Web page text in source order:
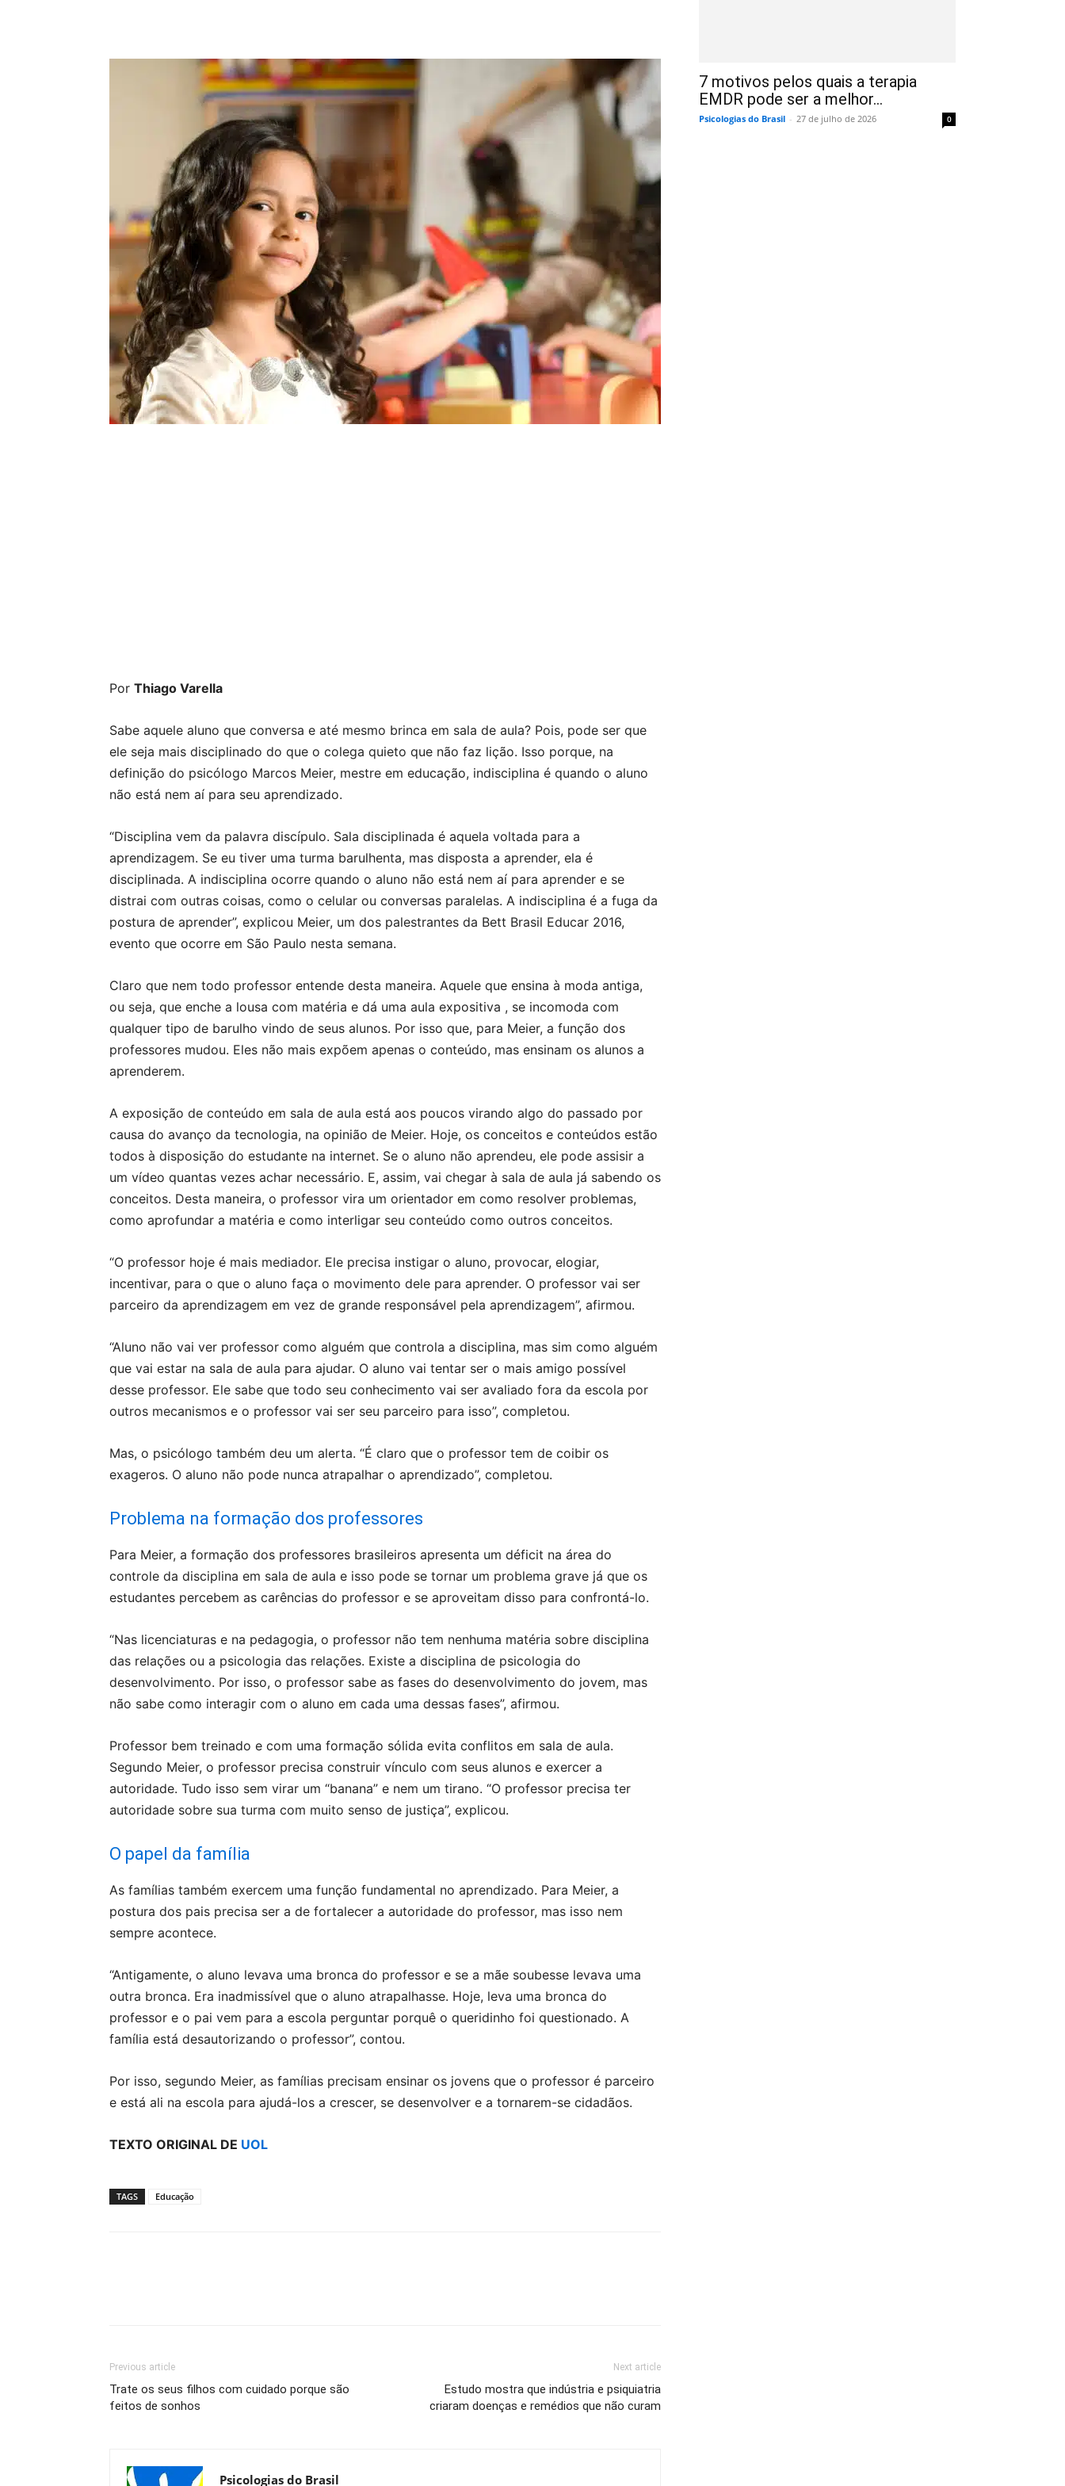
Por Thiago Varella
Sabe aquele aluno que conversa e até mesmo brinca em sala de aula? Pois, pode ser que
ele seja mais disciplinado do que o colega quieto que não faz lição. Isso porque, na
definição do psicólogo Marcos Meier, mestre em educação, indisciplina é quando o aluno
não está nem aí para seu aprendizado.
“Disciplina vem da palavra discípulo. Sala disciplinada é aquela voltada para a
aprendizagem. Se eu tiver uma turma barulhenta, mas disposta a aprender, ela é
disciplinada. A indisciplina ocorre quando o aluno não está nem aí para aprender e se
distrai com outras coisas, como o celular ou conversas paralelas. A indisciplina é a fuga da
postura de aprender”, explicou Meier, um dos palestrantes da Bett Brasil Educar 2016,
evento que ocorre em São Paulo nesta semana.
Claro que nem todo professor entende desta maneira. Aquele que ensina à moda antiga,
ou seja, que enche a lousa com matéria e dá uma aula expositiva , se incomoda com
qualquer tipo de barulho vindo de seus alunos. Por isso que, para Meier, a função dos
professores mudou. Eles não mais expõem apenas o conteúdo, mas ensinam os alunos a
aprenderem.
A exposição de conteúdo em sala de aula está aos poucos virando algo do passado por
causa do avanço da tecnologia, na opinião de Meier. Hoje, os conceitos e conteúdos estão
todos à disposição do estudante na internet. Se o aluno não aprendeu, ele pode assisir a
um vídeo quantas vezes achar necessário. E, assim, vai chegar à sala de aula já sabendo os
conceitos. Desta maneira, o professor vira um orientador em como resolver problemas,
como aprofundar a matéria e como interligar seu conteúdo como outros conceitos.
“O professor hoje é mais mediador. Ele precisa instigar o aluno, provocar, elogiar,
incentivar, para o que o aluno faça o movimento dele para aprender. O professor vai ser
parceiro da aprendizagem em vez de grande responsável pela aprendizagem”, afirmou.
“Aluno não vai ver professor como alguém que controla a disciplina, mas sim como alguém
que vai estar na sala de aula para ajudar. O aluno vai tentar ser o mais amigo possível
desse professor. Ele sabe que todo seu conhecimento vai ser avaliado fora da escola por
outros mecanismos e o professor vai ser seu parceiro para isso”, completou.
Mas, o psicólogo também deu um alerta. “É claro que o professor tem de coibir os
exageros. O aluno não pode nunca atrapalhar o aprendizado”, completou.
Problema na formação dos professores
Para Meier, a formação dos professores brasileiros apresenta um déficit na área do
controle da disciplina em sala de aula e isso pode se tornar um problema grave já que os
estudantes percebem as carências do professor e se aproveitam disso para confrontá-lo.
“Nas licenciaturas e na pedagogia, o professor não tem nenhuma matéria sobre disciplina
das relações ou a psicologia das relações. Existe a disciplina de psicologia do
desenvolvimento. Por isso, o professor sabe as fases do desenvolvimento do jovem, mas
não sabe como interagir com o aluno em cada uma dessas fases”, afirmou.
Professor bem treinado e com uma formação sólida evita conflitos em sala de aula.
Segundo Meier, o professor precisa construir vínculo com seus alunos e exercer a
autoridade. Tudo isso sem virar um “banana” e nem um tirano. “O professor precisa ter
autoridade sobre sua turma com muito senso de justiça”, explicou.
O papel da família
As famílias também exercem uma função fundamental no aprendizado. Para Meier, a
postura dos pais precisa ser a de fortalecer a autoridade do professor, mas isso nem
sempre acontece.
“Antigamente, o aluno levava uma bronca do professor e se a mãe soubesse levava uma
outra bronca. Era inadmissível que o aluno atrapalhasse. Hoje, leva uma bronca do
professor e o pai vem para a escola perguntar porquê o queridinho foi questionado. A
família está desautorizando o professor”, contou.
Por isso, segundo Meier, as famílias precisam ensinar os jovens que o professor é parceiro
e está ali na escola para ajudá-los a crescer, se desenvolver e a tornarem-se cidadãos.
TEXTO ORIGINAL DE UOL
TAGS Educação
Previous article
Trate os seus filhos com cuidado porque são
feitos de sonhos
Next article
Estudo mostra que indústria e psiquiatria
criaram doenças e remédios que não curam
Psicologias do Brasil
7 motivos pelos quais a terapia
EMDR pode ser a melhor...
Psicologias do Brasil - 27 de julho de 2026 0